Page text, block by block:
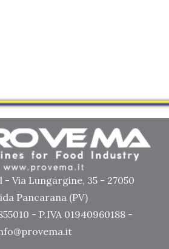
- Via Lungargine, 35 - 27050
Pancarana (PV)
- P.IVA 01940960188 -